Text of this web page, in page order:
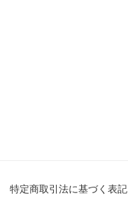
特定商取引法に基づく表記